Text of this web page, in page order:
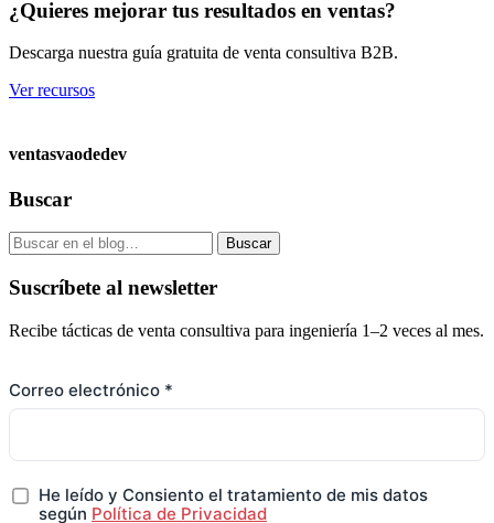
¿Quieres mejorar tus resultados en ventas?
Descarga nuestra guía gratuita de venta consultiva B2B.
Ver recursos
ventasvaodedev
Buscar
Buscar
Suscríbete al newsletter
Recibe tácticas de venta consultiva para ingeniería 1–2 veces al mes.